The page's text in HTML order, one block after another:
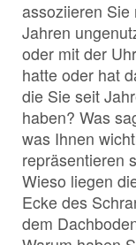
assoziieren Sie
Jahren
oder mit der
hatte oder hat
die Sie seit
haben? Was
was Ihnen
repräsentieren
Wieso liegen
Ecke des
dem